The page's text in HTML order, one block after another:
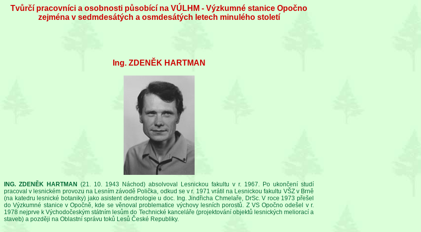
Tvůrčí pracovníci a osobnosti působící na VÚLHM - Výzkumné stanice Opočno
zejména v sedmdesátých a osmdesátých letech minulého století
Ing. ZDENĚK HARTMAN
ING. ZDENĚK HARTMAN (21. 10. 1943 Náchod) absolvoval Lesnickou fakultu v r. 1967. Po ukončení studí
pracoval v lesnickém provozu na Lesním závodě Polička, odkud se v r. 1971 vrátil na Lesnickou fakultu VŠZ v Brně
(na katedru lesnické botaniky) jako asistent dendrologie u doc. Ing. Jindřicha Chmelaře, DrSc. V roce 1973 přešel
do Výzkumné stanice v Opočně, kde se věnoval problematice výchovy lesních porostů. Z VS Opočno odešel v r.
1978 nejprve k Východočeským státním lesům do Technické kanceláře (projektování objektů lesnických meliorací a
staveb) a později na Oblastní správu toků Lesů České Republiky.